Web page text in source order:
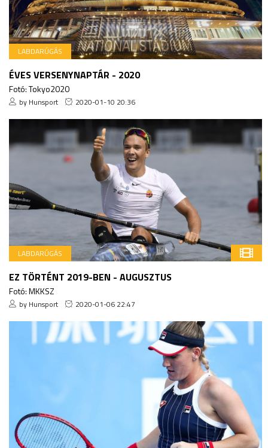
LABDARÚGÁS
ÉVES VERSENYNAPTÁR - 2020
Fotó: Tokyo2020
by Hunsport 2020-01-10 20:36
LABDARÚGÁS
EZ TÖRTÉNT 2019-BEN - AUGUSZTUS
Fotó: MKKSZ
by Hunsport 2020-01-06 22:47